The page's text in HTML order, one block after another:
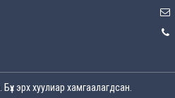
. Бүх эрх хуулиар хамгаалагдсан.